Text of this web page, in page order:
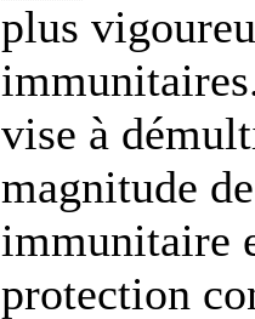
plus
vise à
magnitude
immunitaire
protection